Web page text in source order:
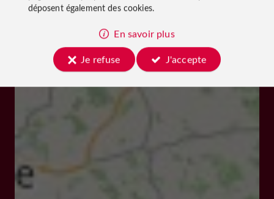
déposent également des cookies.
En savoir plus
Je refuse
J'accepte